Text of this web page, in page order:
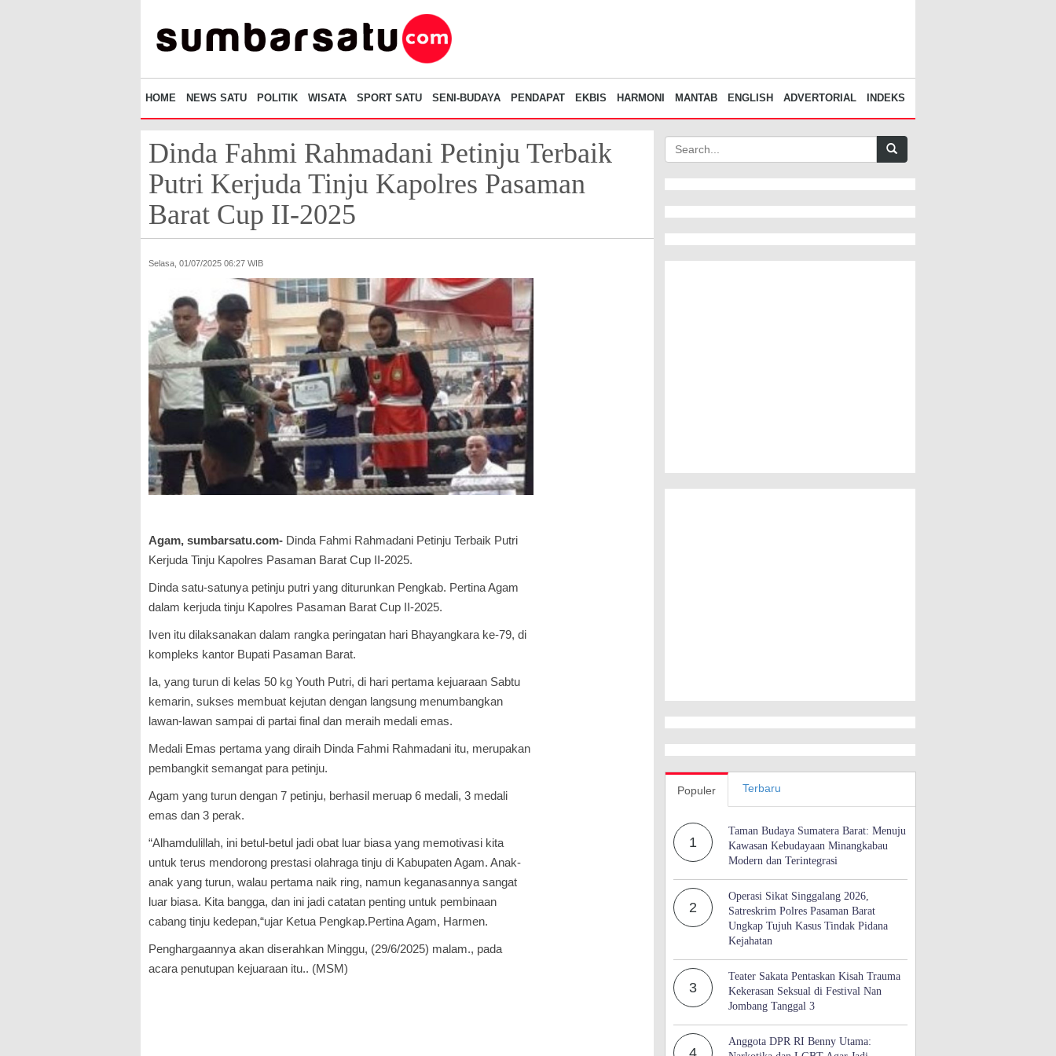
HOME NEWS SATU POLITIK WISATA SPORT SATU SENI-BUDAYA PENDAPAT EKBIS HARMONI MANTAB ENGLISH ADVERTORIAL INDEKS
Dinda Fahmi Rahmadani Petinju Terbaik
Putri Kerjuda Tinju Kapolres Pasaman
Barat Cup II-2025
Selasa, 01/07/2025 06:27 WIB
Agam, sumbarsatu.com- Dinda Fahmi Rahmadani Petinju Terbaik Putri
Kerjuda Tinju Kapolres Pasaman Barat Cup II-2025.
Dinda satu-satunya petinju putri yang diturunkan Pengkab. Pertina Agam
dalam kerjuda tinju Kapolres Pasaman Barat Cup II-2025.
Iven itu dilaksanakan dalam rangka peringatan hari Bhayangkara ke-79, di
kompleks kantor Bupati Pasaman Barat.
Ia, yang turun di kelas 50 kg Youth Putri, di hari pertama kejuaraan Sabtu
kemarin, sukses membuat kejutan dengan langsung menumbangkan
lawan-lawan sampai di partai final dan meraih medali emas.
Medali Emas pertama yang diraih Dinda Fahmi Rahmadani itu, merupakan
pembangkit semangat para petinju.
Agam yang turun dengan 7 petinju, berhasil meruap 6 medali, 3 medali
emas dan 3 perak.
“Alhamdulillah, ini betul-betul jadi obat luar biasa yang memotivasi kita
untuk terus mendorong prestasi olahraga tinju di Kabupaten Agam. Anak-
anak yang turun, walau pertama naik ring, namun keganasannya sangat
luar biasa. Kita bangga, dan ini jadi catatan penting untuk pembinaan
cabang tinju kedepan,“ujar Ketua Pengkap.Pertina Agam, Harmen.
Penghargaannya akan diserahkan Minggu, (29/6/2025) malam., pada
acara penutupan kejuaraan itu.. (MSM)
Populer Terbaru
1
Taman Budaya Sumatera Barat: Menuju
Kawasan Kebudayaan Minangkabau
Modern dan Terintegrasi
2
Operasi Sikat Singgalang 2026,
Satreskrim Polres Pasaman Barat
Ungkap Tujuh Kasus Tindak Pidana
Kejahatan
3
Teater Sakata Pentaskan Kisah Trauma
Kekerasan Seksual di Festival Nan
Jombang Tanggal 3
Anggota DPR RI Benny Utama: